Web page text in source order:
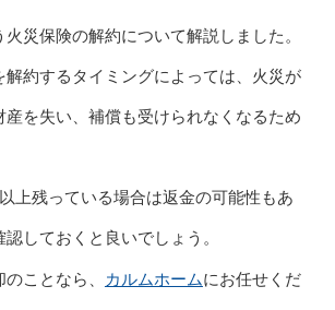
災保険の解約について解説しました。
解約するタイミングによっては、火災が
産を失い、補償も受けられなくなるため
上残っている場合は返金の可能性もあ
しておくと良いでしょう。
ことなら、 カルムホームにお任せくだ